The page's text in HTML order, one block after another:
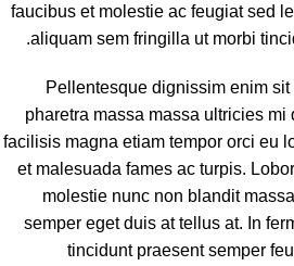
faucibus et molestie ac feugiat sed
aliquam sem fringilla ut morbi
Pellentesque dignissim enim
pharetra massa massa ultricies mi
facilisis magna etiam tempor orci eu
et malesuada fames ac turpis.
molestie nunc non blandit
semper eget duis at tellus at. In
tincidunt praesent semper